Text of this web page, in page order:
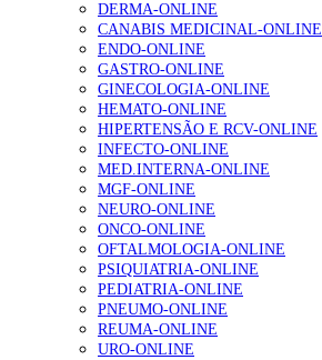
DERMA-ONLINE
CANABIS MEDICINAL-ONLINE
ENDO-ONLINE
GASTRO-ONLINE
GINECOLOGIA-ONLINE
HEMATO-ONLINE
HIPERTENSÃO E RCV-ONLINE
INFECTO-ONLINE
MED.INTERNA-ONLINE
MGF-ONLINE
NEURO-ONLINE
ONCO-ONLINE
OFTALMOLOGIA-ONLINE
PSIQUIATRIA-ONLINE
PEDIATRIA-ONLINE
PNEUMO-ONLINE
REUMA-ONLINE
URO-ONLINE